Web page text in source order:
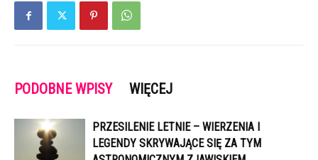
PODOBNE WPISY WIĘCEJ
PRZESILENIE LETNIE – WIERZENIA I
LEGENDY SKRYWAJĄCE SIĘ ZA TYM